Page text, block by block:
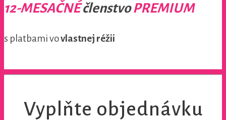
12-MESAČNÉčlenstvoPREMIUM
s platbami vovlastnej réžii
Vyplňte objednávku